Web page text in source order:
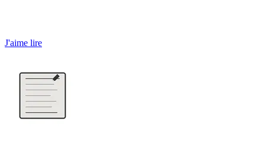
J'aime lire